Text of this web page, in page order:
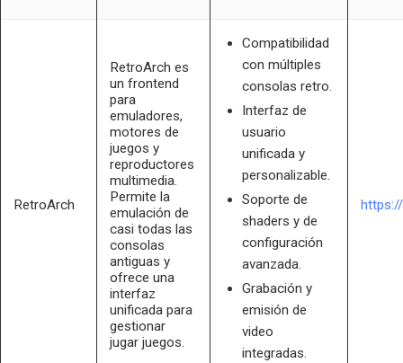
RetroArch
RetroArch es
un frontend
para
emuladores,
motores de
juegos y
reproductores
multimedia.
Permite la
emulación de
casi todas las
consolas
antiguas y
ofrece una
interfaz
unificada para
gestionar
jugar juegos.
Compatibilidad
con múltiples
consolas retro.
Interfaz de
usuario
unificada y
personalizable.
Soporte de
shaders y de
configuración
avanzada.
Grabación y
emisión de
video
integradas.